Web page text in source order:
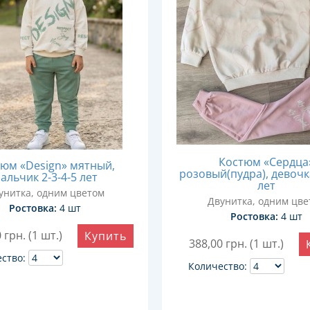
«Design» мятный,
2-3-4-5 лет
одним цветом
Ростовка: 4 шт
грн. (1 шт.) Купить
Костюм
розовый(пудра),
лет
Двунитка, одним
Ростовка: 4 шт
388,00 грн. (1 шт.)
Количество: